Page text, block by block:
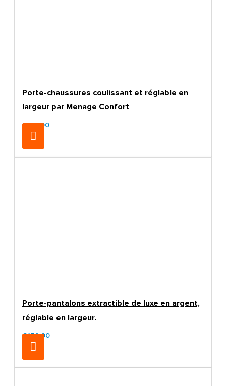
Porte-chaussures coulissant et réglable en
largeur par Menage Confort
€105.00
Porte-pantalons extractible de luxe en argent,
réglable en largeur.
€179.00